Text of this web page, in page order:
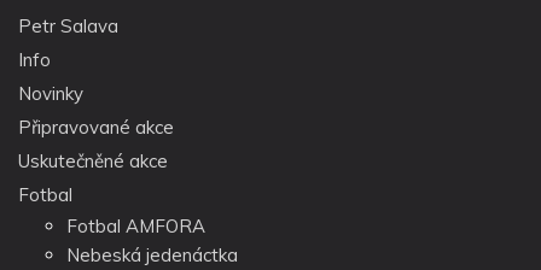
Petr Salava
Info
Novinky
Připravované akce
Uskutečněné akce
Fotbal
Fotbal AMFORA
Nebeská jedenáctka